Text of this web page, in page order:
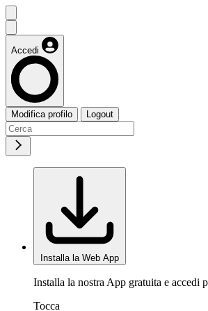
Accedi
Modifica profilo Logout
Installa la Web App
Installa la nostra App gratuita e accedi
Tocca